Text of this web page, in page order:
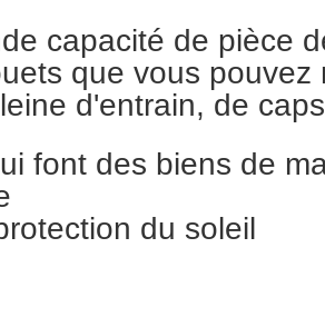
capacité de pièce
que vous
d'entrain, de
font des biens de
du soleil